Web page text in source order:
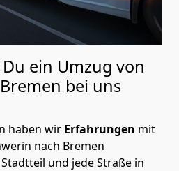
ein Umzug von
bei uns
haben wir Erfahrungen mit
nach Bremen
und jede Straße in